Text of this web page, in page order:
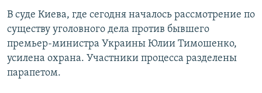
Все сайты РСЕ/РС
В суде Киева, где сегодня началось рассмотрение по
существу уголовного дела против бывшего
премьер-министра Украины Юлии Тимошенко,
усилена охрана. Участники процесса разделены
парапетом.